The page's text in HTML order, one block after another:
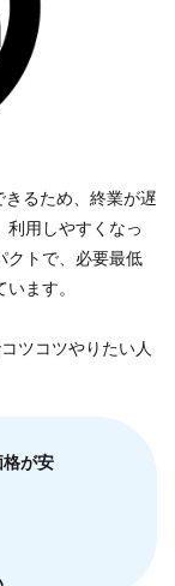
るため、終業が遅
利用しやすくなっ
クトで、必要最低
ます。
ツコツやりたい人
格が安